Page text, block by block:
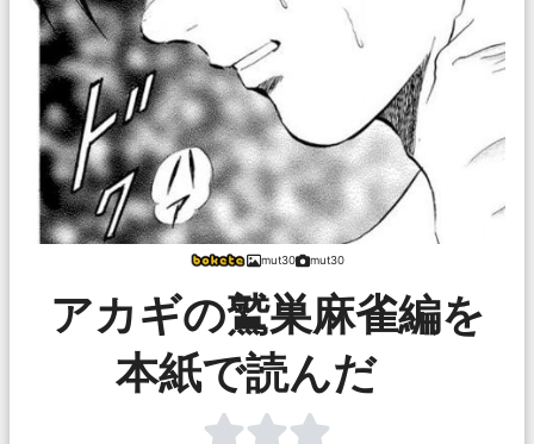
mut30 mut30
アカギの鷲巣麻雀編を
本紙で読んだ